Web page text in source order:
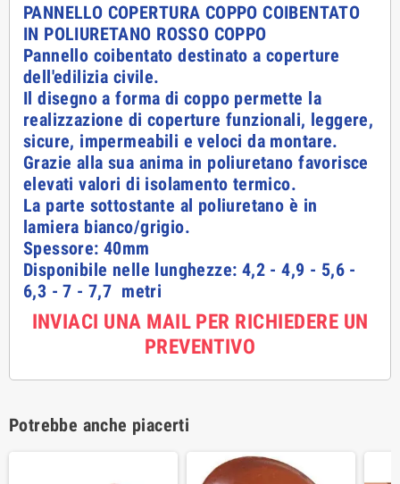
PANNELLO COPERTURA COPPO COIBENTATO
IN POLIURETANO ROSSO COPPO
Pannello coibentato destinato a coperture
dell'edilizia civile.
Il disegno a forma di coppo permette la
realizzazione di coperture funzionali, leggere,
sicure, impermeabili e veloci da montare.
Grazie alla sua anima in poliuretano favorisce
elevati valori di isolamento termico.
La parte sottostante al poliuretano è in
lamiera bianco/grigio.
Spessore: 40mm
Disponibile nelle lunghezze: 4,2 - 4,9 - 5,6 -
6,3 - 7 - 7,7 metri
INVIACI UNA MAIL PER RICHIEDERE UN
PREVENTIVO
Potrebbe anche piacerti